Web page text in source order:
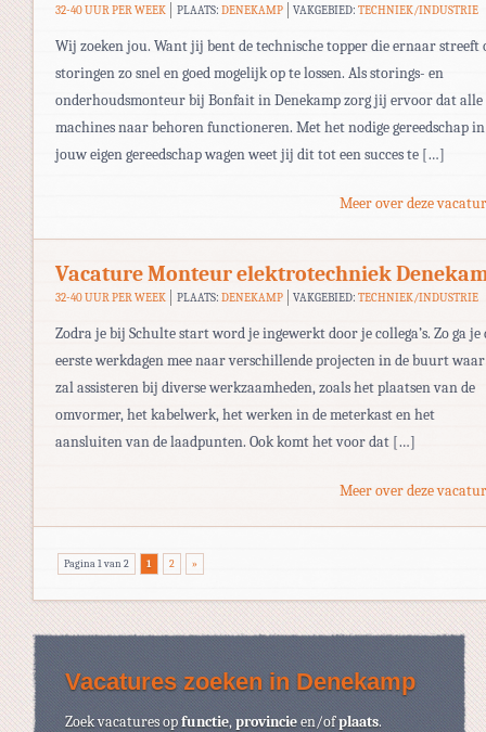
32-40 UUR PER WEEK PLAATS: DENEKAMP VAKGEBIED:TECHNIEK/INDUSTRIE
Wij zoeken jou. Want jij bent de technische topper die ernaar streeft
storingen zo snel en goed mogelijk op te lossen. Als storings- en
onderhoudsmonteur bij Bonfait in Denekamp zorg jij ervoor dat alle
machines naar behoren functioneren. Met het nodige gereedschap in
jouw eigen gereedschap wagen weet jij dit tot een succes te […]
Meer over deze
Vacature Monteur elektrotechniek
32-40 UUR PER WEEK PLAATS: DENEKAMP VAKGEBIED:TECHNIEK/INDUSTRIE
Zodra je bij Schulte start word je ingewerkt door je collega’s. Zo ga je
eerste werkdagen mee naar verschillende projecten in de buurt
zal assisteren bij diverse werkzaamheden, zoals het plaatsen van de
omvormer, het kabelwerk, het werken in de meterkast en het
aansluiten van de laadpunten. Ook komt het voor dat […]
Meer over deze
Pagina 1 van 2 1 2 »
Vacatures zoeken in Denekamp
Zoek vacatures opfunctie,provincieen/ofplaats.